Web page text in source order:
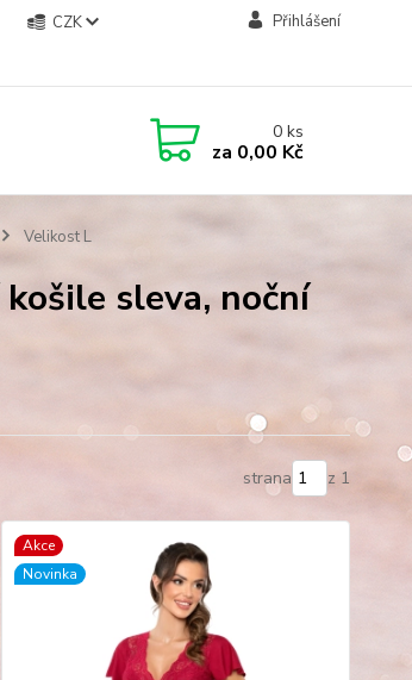
CZK Přihlášení
0ks
za 0,00 Kč
Velikost L
sleva, noční
strana z 1
Akce
Novinka